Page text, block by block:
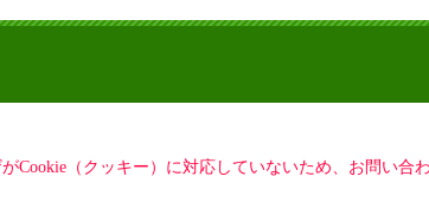
Cookie（クッキー）に対応していないため、お問い合